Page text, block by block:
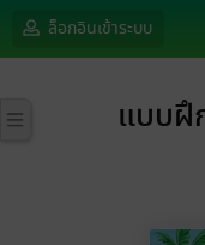
ล็อกอินเข้าระบบ
แบบฝึ